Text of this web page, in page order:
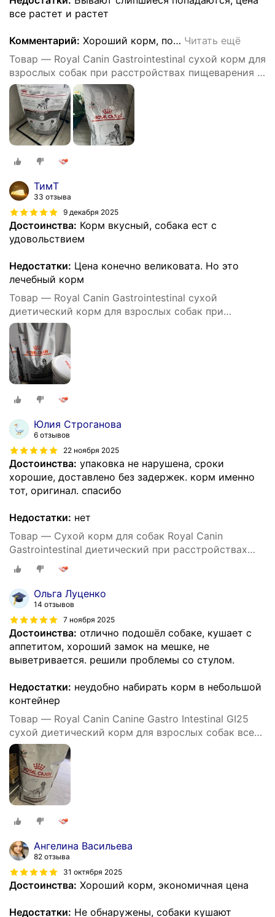
все растет и растет
Комментарий: Хороший корм, по… Читать ещё
Товар — Royal Canin Gastrointestinal сухой корм для
взрослых собак при расстройствах пищеварения -
15 кг
ТимT
33 отзыва
9 декабря 2025
Достоинства: Корм вкусный, собака ест с
удовольствием
Недостатки: Цена конечно великовата. Но это
лечебный корм
Товар — Royal Canin Gastrointestinal сухой
диетический корм для взрослых собак при
нарушении пищеварения - 15 кг
Юлия Строганова
6 отзывов
22 ноября 2025
Достоинства: упаковка не нарушена, сроки
хорошие, доставлено без задержек. корм именно
тот, оригинал. спасибо
Недостатки: нет
Товар — Сухой корм для собак Royal Canin
Gastrointestinal диетический при расстройствах
пищеварения, 15 кг
Ольга Луценко
14 отзывов
7 ноября 2025
Достоинства: отлично подошёл собаке, кушает с
аппетитом, хороший замок на мешке, не
выветривается. решили проблемы со стулом.
Недостатки: неудобно набирать корм в небольшой
контейнер
Товар — Royal Canin Canine Gastro Intestinal GI25
сухой диетический корм для взрослых собак всех
пород при нарушении пищеварения
Ангелина Васильева
82 отзыва
31 октября 2025
Достоинства: Хороший корм, экономичная цена
Недостатки: Не обнаружены, собаки кушают